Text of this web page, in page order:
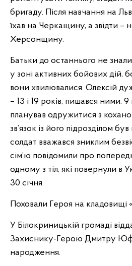
бригаду. Після навчання на
їхав на Черкащину, а звідти –
Херсонщину.
Батьки до останнього не
у зоні активних бойових дій,
вони хвилювалися. Олексій
– 13 і 19 років, пишався ними.
планував одружитися з
зв’язок із його підрозділом
солдат вважався зниклим
сім’ю повідомили про
одному з тіл, які повернули в
30 січня.
Поховали Героя на кладовищі
У Білокриницькій громаді
Захиснику-Герою Дмитру
народження.